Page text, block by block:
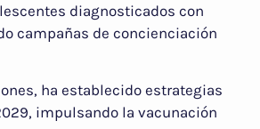
diagnosticados con
campañas de concienciación
ha establecido estrategias
impulsando la vacunación